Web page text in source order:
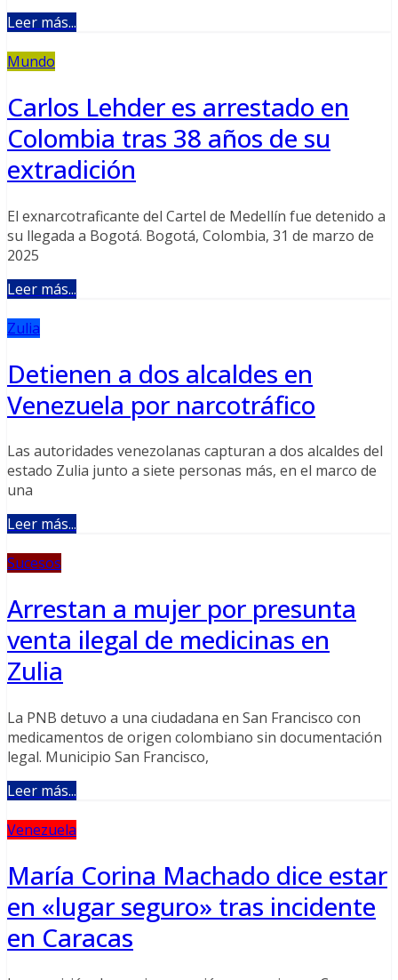
Leer más...
Mundo
Carlos Lehder es arrestado en
Colombia tras 38 años de su
extradición
El exnarcotraficante del Cartel de Medellín fue detenido a
su llegada a Bogotá. Bogotá, Colombia, 31 de marzo de
2025
Leer más...
Zulia
Detienen a dos alcaldes en
Venezuela por narcotráfico
Las autoridades venezolanas capturan a dos alcaldes del
estado Zulia junto a siete personas más, en el marco de
una
Leer más...
Sucesos
Arrestan a mujer por presunta
venta ilegal de medicinas en
Zulia
La PNB detuvo a una ciudadana en San Francisco con
medicamentos de origen colombiano sin documentación
legal. Municipio San Francisco,
Leer más...
Venezuela
María Corina Machado dice estar
en «lugar seguro» tras incidente
en Caracas